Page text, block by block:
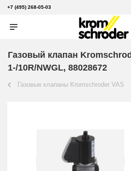
+7 (495) 268-05-03
Газовый клапан
1-/10R/NWGL, 88028672
Газовые клапаны Kromschroder VAS